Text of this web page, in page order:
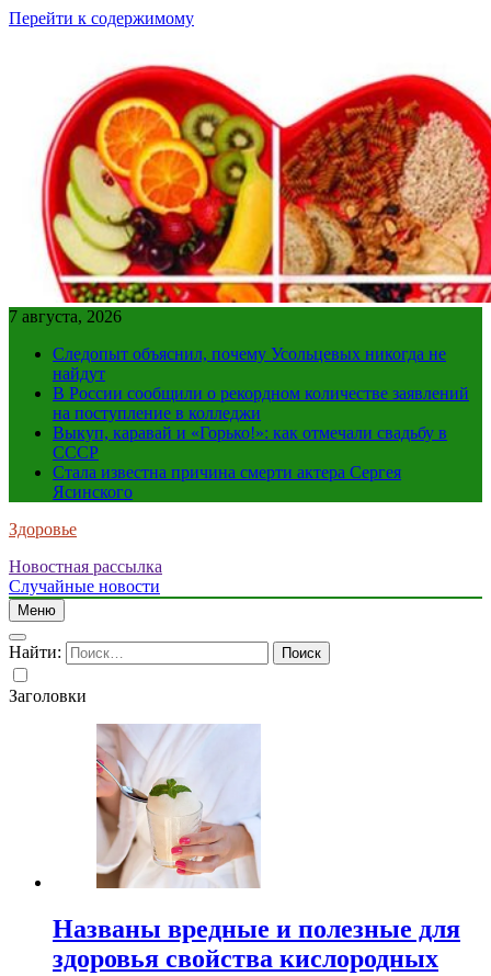
Перейти к содержимому
7 августа, 2026
Следопыт объяснил, почему Усольцевых никогда не
найдут
В России сообщили о рекордном количестве заявлений
на поступление в колледжи
Выкуп, каравай и «Горько!»: как отмечали свадьбу в
СССР
Стала известна причина смерти актера Сергея
Ясинского
Здоровье
Новостная рассылка
Случайные новости
Меню
Найти:
Заголовки
Названы вредные и полезные для
здоровья свойства кислородных